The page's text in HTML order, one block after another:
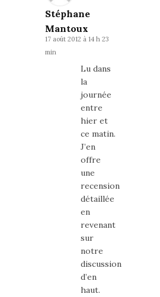
Stéphane
Mantoux
17 août 2012 à 14 h 23
min
Lu dans
la
journée
entre
hier et
ce matin.
J’en
offre
une
recension
détaillée
en
revenant
sur
notre
discussion
d’en
haut.